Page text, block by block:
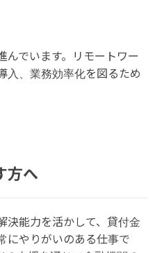
んでいます。リモートワー
入、業務効率化を図るため
方へ
決能力を活かして、貸付金
にやりがいのある仕事で